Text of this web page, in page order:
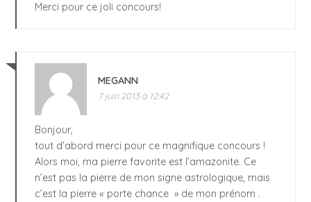
Merci pour ce joli concours!
MEGANN
7 juin 2013 à 12:42
Bonjour,
tout d’abord merci pour ce magnifique concours !
Alors moi, ma pierre favorite est l’amazonite. Ce
n’est pas la pierre de mon signe astrologique, mais
c’est la pierre « porte chance » de mon prénom .